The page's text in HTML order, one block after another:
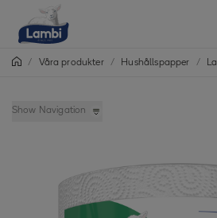
/ Våra produkter / Hushållspapper /
Show Navigation
Lambi Classic Plus hushållspapper
Lambi Premium hushållspapper